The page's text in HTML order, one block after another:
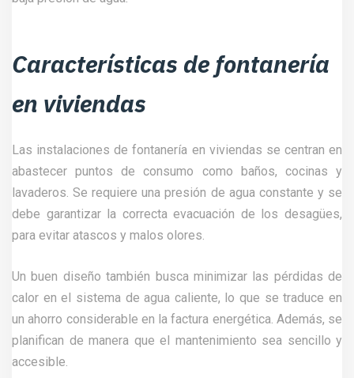
Características de fontanería
en viviendas
Las instalaciones de fontanería en viviendas se centran en
abastecer puntos de consumo como baños, cocinas y
lavaderos. Se requiere una presión de agua constante y se
debe garantizar la correcta evacuación de los desagües,
para evitar atascos y malos olores.
Un buen diseño también busca minimizar las pérdidas de
calor en el sistema de agua caliente, lo que se traduce en
un ahorro considerable en la factura energética. Además, se
planifican de manera que el mantenimiento sea sencillo y
accesible.